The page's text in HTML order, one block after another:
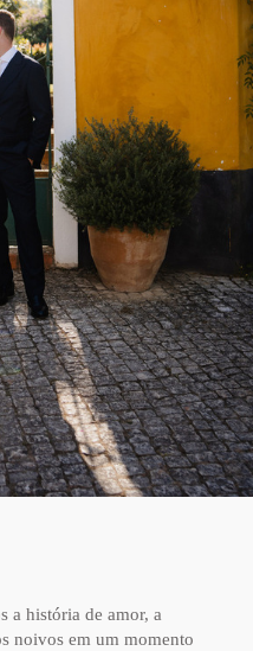
a história de amor, a
noivos em um momento